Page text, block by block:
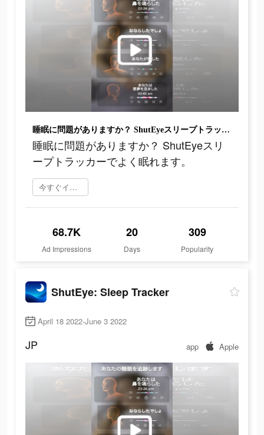
睡眠に問題がありますか？ ShutEyeスリープトラッカーでよく眠れます。
睡眠に問題がありますか？ ShutEyeスリ
ープトラッカーでよく眠れます。
今すぐインストール
68.7K
Ad Impressions
20
Days
309
Popularity
ShutEye: Sleep Tracker
April 18 2022-June 3 2022
JP app Apple